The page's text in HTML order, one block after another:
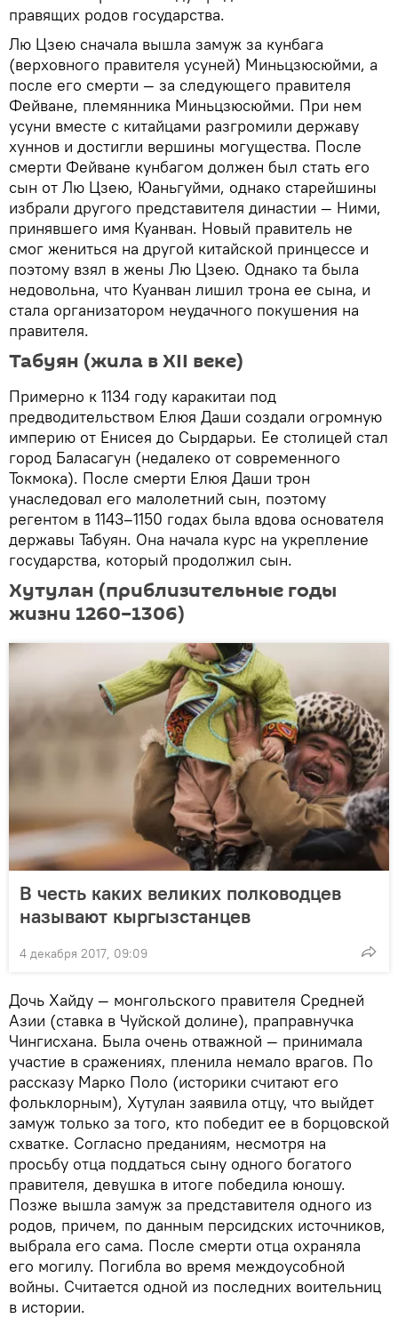
правящих родов государства.
Лю Цзею сначала вышла замуж за кунбага
(верховного правителя усуней) Миньцзюсюйми, а
после его смерти — за следующего правителя
Фейване, племянника Миньцзюсюйми. При нем
усуни вместе с китайцами разгромили державу
хуннов и достигли вершины могущества. После
смерти Фейване кунбагом должен был стать его
сын от Лю Цзею, Юаньгуйми, однако старейшины
избрали другого представителя династии — Ними,
принявшего имя Куанван. Новый правитель не
смог жениться на другой китайской принцессе и
поэтому взял в жены Лю Цзею. Однако та была
недовольна, что Куанван лишил трона ее сына, и
стала организатором неудачного покушения на
правителя.
Табуян (жила в XII веке)
Примерно к 1134 году каракитаи под
предводительством Елюя Даши создали огромную
империю от Енисея до Сырдарьи. Ее столицей стал
город Баласагун (недалеко от современного
Токмока). После смерти Елюя Даши трон
унаследовал его малолетний сын, поэтому
регентом в 1143–1150 годах была вдова основателя
державы Табуян. Она начала курс на укрепление
государства, который продолжил сын.
Хутулан (приблизительные годы
жизни 1260–1306)
В честь каких великих полководцев
называют кыргызстанцев
4 декабря 2017, 09:09
Дочь Хайду — монгольского правителя Средней
Азии (ставка в Чуйской долине), праправнучка
Чингисхана. Была очень отважной — принимала
участие в сражениях, пленила немало врагов. По
рассказу Марко Поло (историки считают его
фольклорным), Хутулан заявила отцу, что выйдет
замуж только за того, кто победит ее в борцовской
схватке. Согласно преданиям, несмотря на
просьбу отца поддаться сыну одного богатого
правителя, девушка в итоге победила юношу.
Позже вышла замуж за представителя одного из
родов, причем, по данным персидских источников,
выбрала его сама. После смерти отца охраняла
его могилу. Погибла во время междоусобной
войны. Считается одной из последних воительниц
в истории.